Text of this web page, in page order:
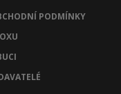
PODMÍNKY